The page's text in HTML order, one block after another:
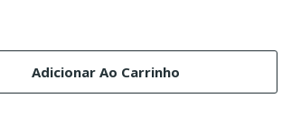
Adicionar Ao Carrinho